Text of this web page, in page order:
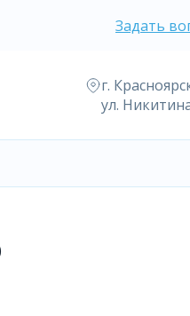
Задать
г.
ул.